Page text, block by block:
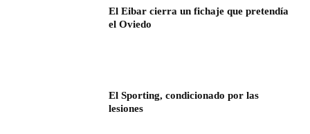
El Eibar cierra un fichaje que pretendía
el Oviedo
El Sporting, condicionado por las
lesiones